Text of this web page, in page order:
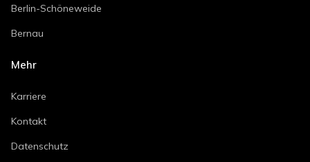
Berlin-Schöneweide
Bernau
Mehr
Karriere
Kontakt
Datenschutz